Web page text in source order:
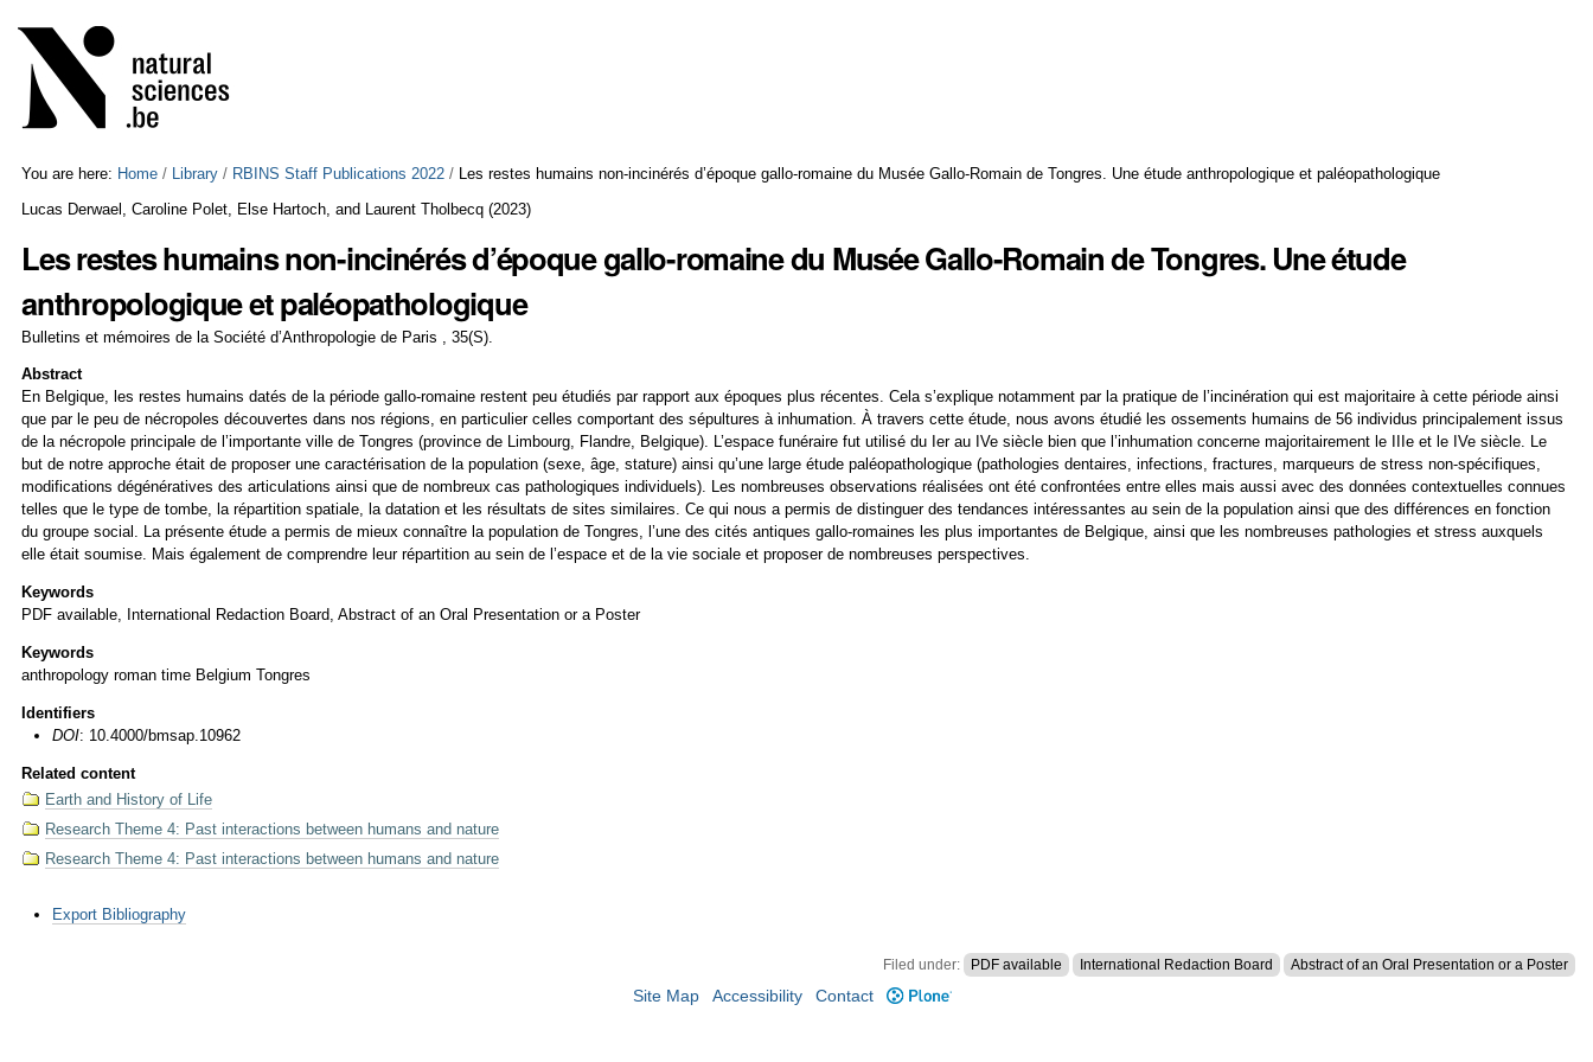
to
content.
Skip
to
navigation
tools
You are here: Home / Library / RBINS Staff Publications 2022 / Les restes humains non-incinérés d’époque gallo-romaine du Musée Gallo-Romain de Tongres. Une étude anthropologique et paléopathologique
Lucas Derwael, Caroline Polet, Else Hartoch, and Laurent Tholbecq (2023)
Les restes humains non-incinérés d’époque gallo-romaine du Musée Gallo-Romain de Tongres. Une étude
anthropologique et paléopathologique
Bulletins et mémoires de la Société d’Anthropologie de Paris , 35(S).
Abstract
En Belgique, les restes humains datés de la période gallo-romaine restent peu étudiés par rapport aux époques plus récentes. Cela s’explique notamment par la pratique de l’incinération qui est majoritaire à cette période ainsi
que par le peu de nécropoles découvertes dans nos régions, en particulier celles comportant des sépultures à inhumation. À travers cette étude, nous avons étudié les ossements humains de 56 individus principalement issus
de la nécropole principale de l’importante ville de Tongres (province de Limbourg, Flandre, Belgique). L’espace funéraire fut utilisé du Ier au IVe siècle bien que l’inhumation concerne majoritairement le IIIe et le IVe siècle. Le
but de notre approche était de proposer une caractérisation de la population (sexe, âge, stature) ainsi qu’une large étude paléopathologique (pathologies dentaires, infections, fractures, marqueurs de stress non-spécifiques,
modifications dégénératives des articulations ainsi que de nombreux cas pathologiques individuels). Les nombreuses observations réalisées ont été confrontées entre elles mais aussi avec des données contextuelles connues
telles que le type de tombe, la répartition spatiale, la datation et les résultats de sites similaires. Ce qui nous a permis de distinguer des tendances intéressantes au sein de la population ainsi que des différences en fonction
du groupe social. La présente étude a permis de mieux connaître la population de Tongres, l’une des cités antiques gallo-romaines les plus importantes de Belgique, ainsi que les nombreuses pathologies et stress auxquels
elle était soumise. Mais également de comprendre leur répartition au sein de l’espace et de la vie sociale et proposer de nombreuses perspectives.
Keywords
PDF available, International Redaction Board, Abstract of an Oral Presentation or a Poster
Keywords
anthropology roman time Belgium Tongres
Identifiers
DOI: 10.4000/bmsap.10962
Related content
Earth and History of Life
Research Theme 4: Past interactions between humans and nature
Research Theme 4: Past interactions between humans and nature
ActionsExport Bibliography
Filed under: PDF available International Redaction Board Abstract of an Oral Presentation or a Poster
Site Map Accessibility Contact Plone